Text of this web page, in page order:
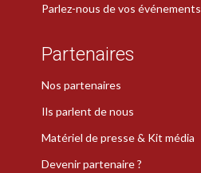
Parlez-nous de vos événements
Partenaires
Nos partenaires
Ils parlent de nous
Matériel de presse & Kit média
Devenir partenaire ?